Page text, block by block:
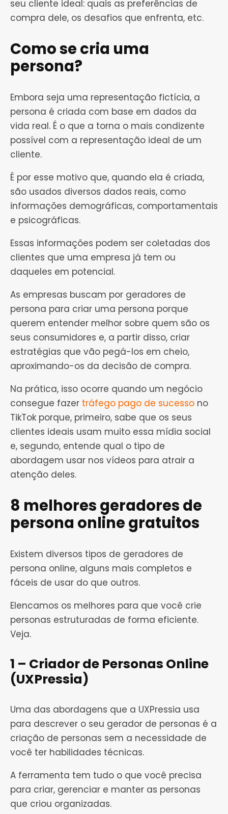
seu cliente ideal: quais as preferências de
compra dele, os desafios que enfrenta, etc.
Como se cria uma
persona?
Embora seja uma representação fictícia, a
persona é criada com base em dados da
vida real. É o que a torna o mais condizente
possível com a representação ideal de um
cliente.
É por esse motivo que, quando ela é criada,
são usados diversos dados reais, como
informações demográficas, comportamentais
e psicográficas.
Essas informações podem ser coletadas dos
clientes que uma empresa já tem ou
daqueles em potencial.
As empresas buscam por geradores de
persona para criar uma persona porque
querem entender melhor sobre quem são os
seus consumidores e, a partir disso, criar
estratégias que vão pegá-los em cheio,
aproximando-os da decisão de compra.
Na prática, isso ocorre quando um negócio
consegue fazer tráfego pago de sucesso no
TikTok porque, primeiro, sabe que os seus
clientes ideais usam muito essa mídia social
e, segundo, entende qual o tipo de
abordagem usar nos vídeos para atrair a
atenção deles.
8 melhores geradores de
persona online gratuitos
Existem diversos tipos de geradores de
persona online, alguns mais completos e
fáceis de usar do que outros.
Elencamos os melhores para que você crie
personas estruturadas de forma eficiente.
Veja.
1 – Criador de Personas Online
(UXPressia)
Uma das abordagens que a UXPressia usa
para descrever o seu gerador de personas é a
criação de personas sem a necessidade de
você ter habilidades técnicas.
A ferramenta tem tudo o que você precisa
para criar, gerenciar e manter as personas
que criou organizadas.